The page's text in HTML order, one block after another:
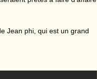
Jean phi, qui est un grand